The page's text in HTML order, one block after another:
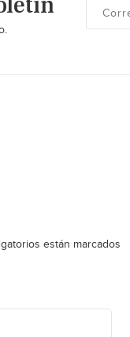
están marcados